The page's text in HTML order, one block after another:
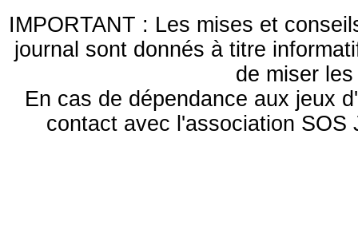
IMPORTANT : Les mises et
journal sont donnés à titre
de miser
En cas de dépendance aux jeux
contact avec l'association